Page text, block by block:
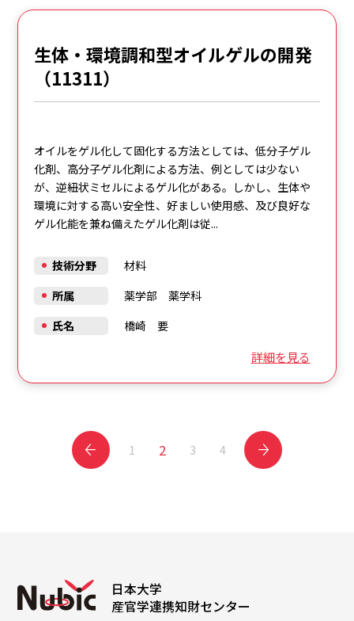
生体・環境調和型オイルゲルの開発
（11311）
オイルをゲル化して固化する方法としては、低分子ゲル
化剤、高分子ゲル化剤による方法、例としては少ない
が、逆紐状ミセルによるゲル化がある。しかし、生体や
環境に対する高い安全性、好ましい使用感、及び良好な
ゲル化能を兼ね備えたゲル化剤は従...
詳細を見る
技術分野
材料
所属
薬学部 薬学科
氏名
橋崎 要
1 2 3 4
日本大学
産官学連携知財センター